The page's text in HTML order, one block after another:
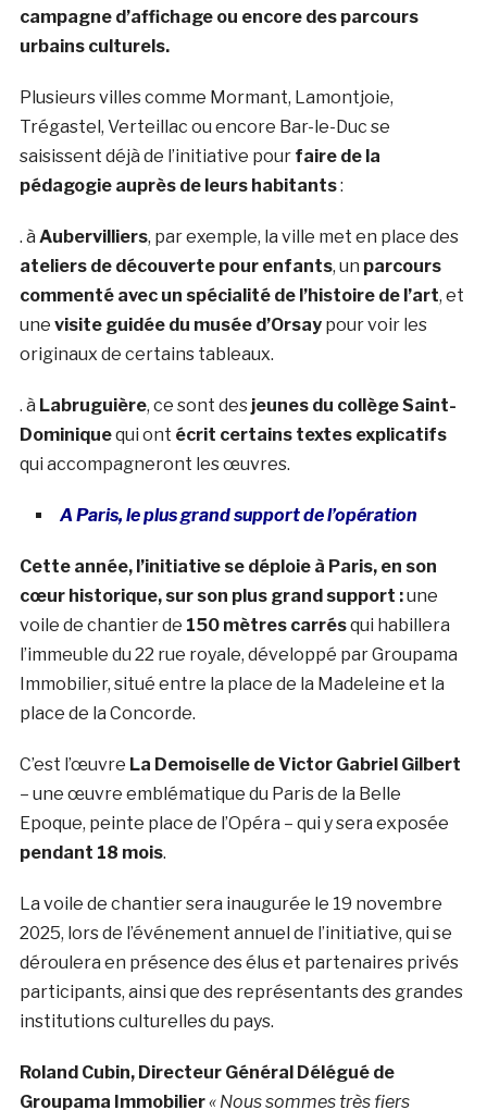
campagne d’affichage ou encore des parcours
urbains culturels.
Plusieurs villes comme Mormant, Lamontjoie,
Trégastel, Verteillac ou encore Bar-le-Duc se
saisissent déjà de l’initiative pour faire de la
pédagogie auprès de leurs habitants:
. à Aubervilliers, par exemple, la ville met en place des
ateliers de découverte pour enfants, un parcours
commenté avec un spécialité de l’histoire de l’art, et
une visite guidée du musée d’Orsaypour voir les
originaux de certains tableaux.
. à Labruguière, ce sont des jeunes du collège Saint-
Dominiquequi ont écrit certains textes explicatifs
qui accompagneront les œuvres.
A Paris, le plus grand support de l’opération
Cette année, l’initiative se déploie à Paris, en son
cœur historique, sur son plus grand support :une
voile de chantier de 150 mètres carrésqui habillera
l’immeuble du 22 rue royale, développé par Groupama
Immobilier, situé entre la place de la Madeleine et la
place de la Concorde.
C’est l’œuvre La Demoiselle de Victor Gabriel Gilbert
– une œuvre emblématique du Paris de la Belle
Epoque, peinte place de l’Opéra – qui y sera exposée
pendant 18 mois.
La voile de chantier sera inaugurée le 19 novembre
2025, lors de l’événement annuel de l’initiative, qui se
déroulera en présence des élus et partenaires privés
participants, ainsi que des représentants des grandes
institutions culturelles du pays.
Roland Cubin, Directeur Général Délégué de
Groupama Immobilier« Nous sommes très fiers